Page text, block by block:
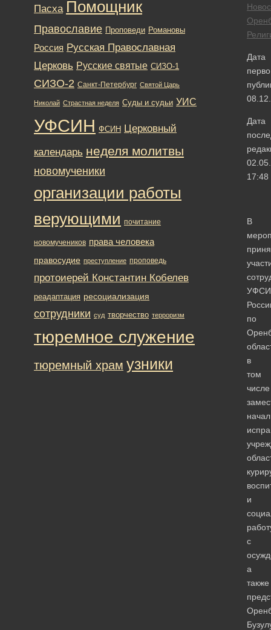
Дата
Дата
17:48
В
по
в
том
числе
и
с
а
также
Пасха Помощник
Православие Проповеди Романовы
Россия Русская Православная
Церковь Русские святые СИЗО-1
СИЗО-2 Санкт-Петербург Святой Царь
Николай Страстная неделя Суды и судьи УИС
УФСИН ФСИН Церковный
календарь неделя молитвы
новомученики
организации работы
верующими почитание
новомучеников права человека
правосудие преступление проповедь
протоиерей Константин Кобелев
реадаптация ресоциализация
сотрудники суд творчество терроризм
тюремное служение
тюремный храм узники